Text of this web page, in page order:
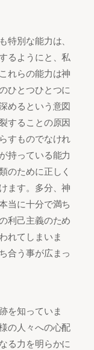
特別な能力は、
るようにと、私
れらの能力は神
ひとつひとつに
めるという意図
することの原因
すものでなけれ
持っている能力
のために正しく
ます。多分、神
当に十分で満ち
利己主義のため
れてしまいま
合う事が広まっ
を知っていま
の人々への心配
る力を明らかに